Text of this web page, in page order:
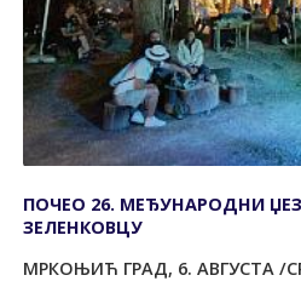
ПОЧЕО 26. МЕЂУНАРОДНИ
ЗЕЛЕНКОВЦУ
МРКОЊИЋ ГРАД, 6. АВГУСТА /